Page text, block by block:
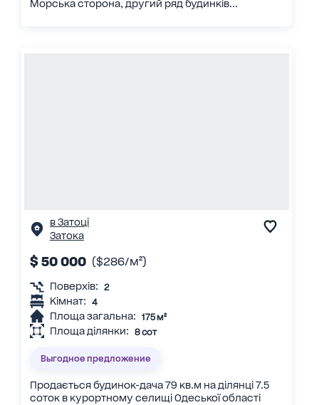
Морська сторона, другий ряд будинків...
в Затоці
Затока
$ 50 000 ($286/м²)
Поверхів: 2
Кімнат: 4
Площа загальна: 175 м²
Площа ділянки: 8 сот
Выгодное предложение
Продається будинок-дача 79 кв.м на ділянці 7.5
соток в курортному селищі Одеської області